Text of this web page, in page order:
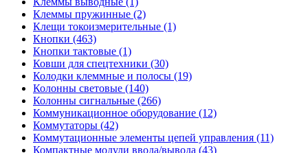
Клеммы пружинные (2)
Клещи токоизмерительные (1)
Кнопки (463)
Кнопки тактовые (1)
Ковши для спецтехники (30)
Колодки клеммные и полосы (19)
Колонны световые (140)
Колонны сигнальные (266)
Коммуникационное оборудование (12)
Коммутаторы (42)
Коммутационные элементы цепей управления (11)
Компактные модули ввода/вывода (43)